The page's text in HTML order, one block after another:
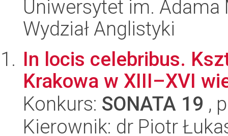
Uniwersytet im.
Wydział Anglistyki
In locis celebribus.
Krakowa w XIII–XVI
Konkurs: SONATA 19 ,
Kierownik: dr Piotr